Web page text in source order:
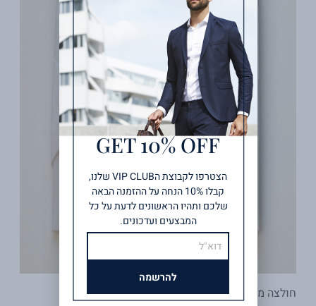
חולצה מכופתרת בלו שרוול קצר – לבן
GET 10% OFF
הצטרפו לקבוצת הVIP CLUB שלנו,
קבלו 10% הנחה על ההזמנה הבאה
שלכם ותהיו הראשונים לדעת על כל
המבצעים ועדכונים.
אימייל
להרשמה